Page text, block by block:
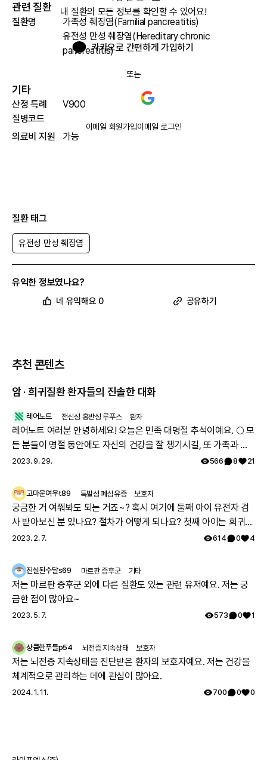
관련 질환
질환명
가족성 췌장염(Familial pancreatitis)
유전성 만성 췌장염(Hereditary chronic
pancreatitis)
기타
산정 특례
질병코드
V900
의료비 지원 가능
내 질환의 모든 정보를 확인할 수 있어요!
카카오로 간편하게 가입하기
또는
이메일 회원가입이메일 로그인
질환 태그
유전성 만성 췌장염
유익한 정보였나요?
네 유익해요 0 공유하기
추천 콘텐츠
암 · 희귀질환 환자들의 진솔한 대화
레어노트 전신성 홍반성 루푸스 환자
레어노트 여러분 안녕하세요! 오늘은 민족 대명절 추석이예요. 🌕 모
든 분들이 명절 동안에도 자신의 건강을 잘 챙기시길, 또 가족과 함
께 따뜻하고 행복한 시간 보내시길 레어노트팀이 기원하겠습니다!
2023. 9. 29. 566 8 21
고마운여우t89 특발성 폐섬유증 보호자
궁금한 거 여쭤봐도 되는 거죠~? 혹시 여기에 둘째 아이 유전자 검
사 받아보신 분 있나요? 절차가 어떻게 되나요? 첫째 아이는 희귀질
환 진단받았고, 당시에 애기 아빠랑 저랑 유전자 검사했는데 돌연변
걱정스러워서리.. 다들 몇주차에 무슨 검사하셨나요? 도움 좀 주심
감사하겠습니다.
2023. 2. 7. 614 0 4
진실된수달s69 마르판 증후군 기타
저는 마르판 증후군 외에 다른 질환도 있는 관련 유저예요. 저는 궁
금한 점이 많아요~
2023. 5. 7. 573 0 1
상큼한푸들p54 뇌전증 지속상태 보호자
저는 뇌전증 지속상태을 진단받은 환자의 보호자예요. 저는 건강을
체계적으로 관리하는 데에 관심이 많아요.
2024. 1. 11. 700 0 0